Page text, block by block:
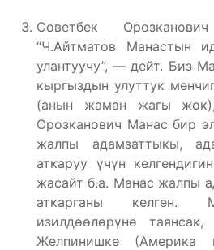
Советбек
“Ч.Айтматов Манастын
улантуучу”, — дейт. Биз
кыргыздын улуттук
(анын жаман жагы
Орозканович Манас бир
жалпы адамзаттыкы,
аткаруу үчүн
жасайт б.а. Манас жалпы
аткарганы келген.
изилдөөлөрүнө
Желпинишке (Америка